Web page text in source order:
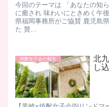
今回のテーマは 「あなたの知
に癒され 味わいにときめく午
県福岡事務所がご協賛 鹿児島
た 贅...
焼酎女子会の報告
北
し